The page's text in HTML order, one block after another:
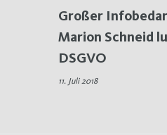
Großer
Marion Schneid
DSGVO
11. Juli 2018